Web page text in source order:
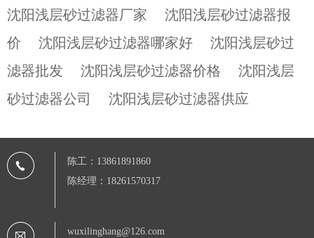
沈阳浅层砂过滤器厂家
沈阳浅层砂过滤器报
价
沈阳浅层砂过滤器哪家好
沈阳浅层砂过
滤器批发
沈阳浅层砂过滤器价格
沈阳浅层
砂过滤器公司
沈阳浅层砂过滤器供应
陈工：13861891860
陈经理：18261570317
wuxilinghang@126.com